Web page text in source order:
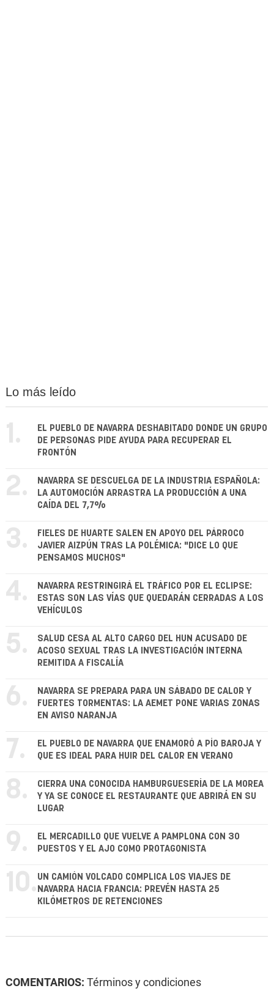
Lo más leído
1.
EL PUEBLO DE NAVARRA DESHABITADO DONDE UN GRUPO
DE PERSONAS PIDE AYUDA PARA RECUPERAR EL
FRONTÓN
2.
NAVARRA SE DESCUELGA DE LA INDUSTRIA ESPAÑOLA:
LA AUTOMOCIÓN ARRASTRA LA PRODUCCIÓN A UNA
CAÍDA DEL 7,7%
3.
FIELES DE HUARTE SALEN EN APOYO DEL PÁRROCO
JAVIER AIZPÚN TRAS LA POLÉMICA: "DICE LO QUE
PENSAMOS MUCHOS"
4.
NAVARRA RESTRINGIRÁ EL TRÁFICO POR EL ECLIPSE:
ESTAS SON LAS VÍAS QUE QUEDARÁN CERRADAS A LOS
VEHÍCULOS
5.
SALUD CESA AL ALTO CARGO DEL HUN ACUSADO DE
ACOSO SEXUAL TRAS LA INVESTIGACIÓN INTERNA
REMITIDA A FISCALÍA
6.
NAVARRA SE PREPARA PARA UN SÁBADO DE CALOR Y
FUERTES TORMENTAS: LA AEMET PONE VARIAS ZONAS
EN AVISO NARANJA
7.
EL PUEBLO DE NAVARRA QUE ENAMORÓ A PÍO BAROJA Y
QUE ES IDEAL PARA HUIR DEL CALOR EN VERANO
8.
CIERRA UNA CONOCIDA HAMBURGUESERÍA DE LA MOREA
Y YA SE CONOCE EL RESTAURANTE QUE ABRIRÁ EN SU
LUGAR
9.
EL MERCADILLO QUE VUELVE A PAMPLONA CON 30
PUESTOS Y EL AJO COMO PROTAGONISTA
10. UN CAMIÓN VOLCADO COMPLICA LOS VIAJES DE
NAVARRA HACIA FRANCIA: PREVÉN HASTA 25
KILÓMETROS DE RETENCIONES
COMENTARIOS: Términos y condiciones